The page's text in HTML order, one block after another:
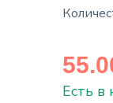
Есть в